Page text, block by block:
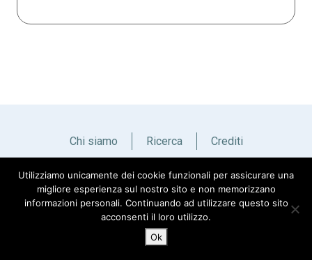
Chi siamo Ricerca Crediti
Italiano English
Utilizziamo unicamente dei cookie funzionali per assicurare una
migliore esperienza sul nostro sito e non memorizzano
informazioni personali. Continuando ad utilizzare questo sito
acconsenti il loro utilizzo.
Ok